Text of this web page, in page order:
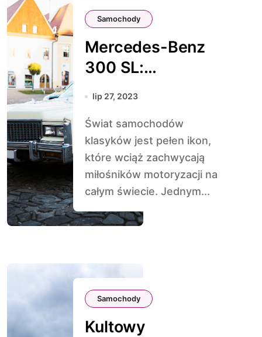
Samochody
Mercedes-Benz
300 SL:
Ponadczasowy
Samochodów
lip 27, 2023
Świat samochodów
klasyków jest pełen ikon,
które wciąż zachwycają
miłośników motoryzacji na
całym świecie. Jednym...
Samochody
Kultowy